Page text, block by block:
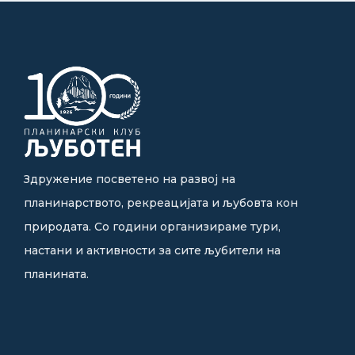
Здружение посветено на развој на
планинарството, рекреацијата и љубовта кон
природата. Со години организираме тури,
настани и активности за сите љубители на
планината.